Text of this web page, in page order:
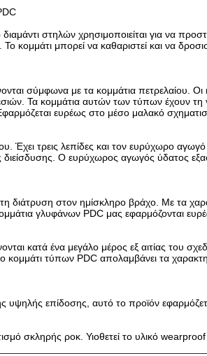
στηλών χρησιμοποιείται για να
Το κομμάτι μπορεί να καθαριστεί και να
σύμφωνα με τα κομμάτια πετρελαίου.
Τα κομμάτια αυτών των τύπων έχουν
ευρέως στο μέσο μαλακό
Έχει τρεις λεπίδες και τον ευρύχωρο
Ο ευρύχωρος αγωγός ύδατος
διάτρυση στον ημίσκληρο βράχο. Με τα
γλυφάνων PDC μας εφαρμόζονται
κατά ένα μεγάλο μέρος εξ αιτίας του
τύπων PDC απολαμβάνει τα
επίδοσης, αυτό το προϊόν
σκληρής ροκ. Υιοθετεί το υλικό